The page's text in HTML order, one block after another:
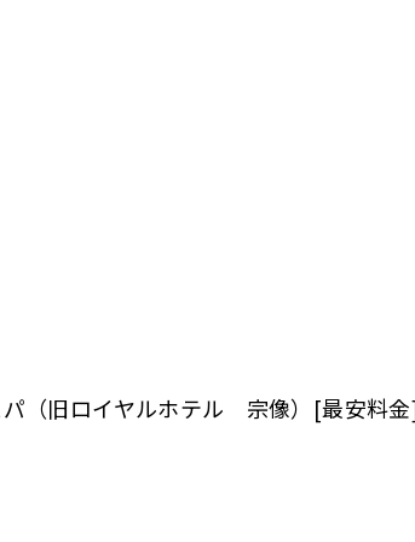
（旧ロイヤルホテル 宗像）[最安料